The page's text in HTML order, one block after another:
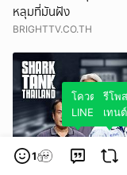
หลุมที่มันฝัง
BRIGHTTV.CO.TH
1
โควตมุมมอ
LINE
รีโพ
เทน